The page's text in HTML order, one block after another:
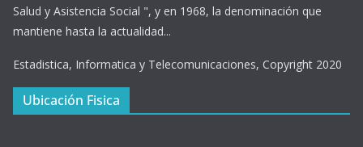
Salud y Asistencia Social ", y en 1968, la denominación que
mantiene hasta la actualidad...
Estadistica, Informatica y Telecomunicaciones, Copyright 2020
Ubicación Fisica